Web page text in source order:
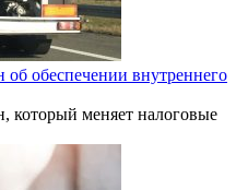
обеспечении внутреннего
который меняет налоговые